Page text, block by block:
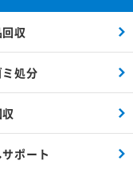
収
処分
ポート